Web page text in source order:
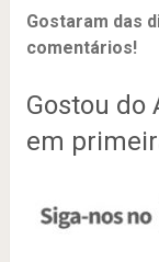
Gostaram das
comentários!
Gostou do
em